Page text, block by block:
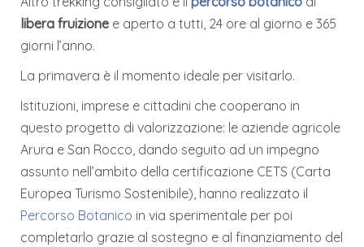
libera fruizione e aperto a tutti, 24 ore al giorno e 365
giorni l’anno.
La primavera è il momento ideale per visitarlo.
Istituzioni, imprese e cittadini che cooperano in
questo progetto di valorizzazione: le aziende agricole
Arura e San Rocco, dando seguito ad un impegno
assunto nell’ambito della certificazione CETS (Carta
Europea Turismo Sostenibile), hanno realizzato il
Percorso Botanico in via sperimentale per poi
completarlo grazie al sostegno e al finanziamento del